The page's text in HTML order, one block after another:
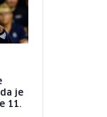
je
11.